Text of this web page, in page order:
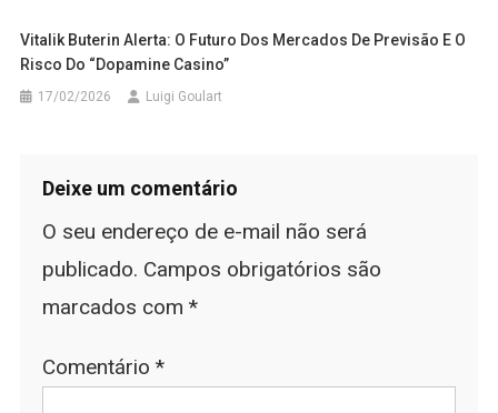
Vitalik Buterin Alerta: O Futuro Dos Mercados De Previsão E O
Risco Do “Dopamine Casino”
17/02/2026 Luigi Goulart
Deixe um comentário
O seu endereço de e-mail não será
publicado. Campos obrigatórios são
marcados com *
Comentário *